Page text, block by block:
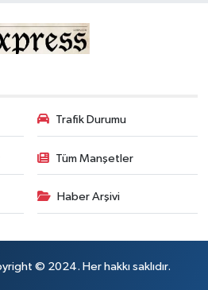
Trafik Durumu
Tüm Manşetler
Haber Arşivi
© 2024. Her hakkı saklıdır.